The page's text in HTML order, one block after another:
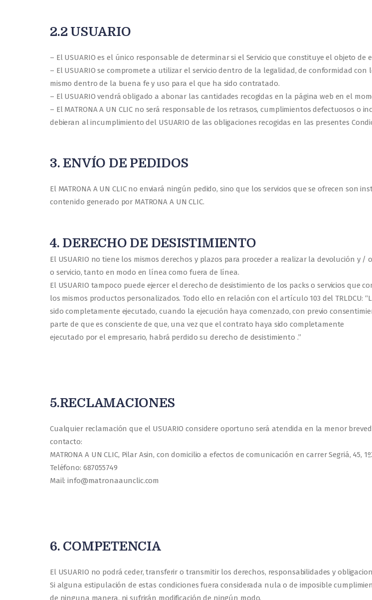
2.2 USUARIO
– El USUARIO es el único responsable de determinar si el Servicio que constituye el objeto de
– El USUARIO se compromete a utilizar el servicio dentro de la legalidad, de conformidad
mismo dentro de la buena fe y uso para el que ha sido contratado.
– El USUARIO vendrá obligado a abonar las cantidades recogidas en la página web en el
– El MATRONA A UN CLIC no será responsable de los retrasos, cumplimientos defectuosos
debieran al incumplimiento del USUARIO de las obligaciones recogidas en las presentes
3. ENVÍO DE PEDIDOS
El MATRONA A UN CLIC no enviará ningún pedido, sino que los servicios que se ofrecen
contenido generado por MATRONA A UN CLIC.
4. DERECHO DE DESISTIMIENTO
El USUARIO no tiene los mismos derechos y plazos para proceder a realizar la devolución y
o servicio, tanto en modo en línea como fuera de línea.
El USUARIO tampoco puede ejercer el derecho de desistimiento de los packs o servicios que
los mismos productos personalizados. Todo ello en relación con el artículo 103 del TRLDCU:
sido completamente ejecutado, cuando la ejecución haya comenzado, con previo
parte de que es consciente de que, una vez que el contrato haya sido completamente
ejecutado por el empresario, habrá perdido su derecho de desistimiento .”
5.RECLAMACIONES
Cualquier reclamación que el USUARIO considere oportuno será atendida en la menor
contacto:
MATRONA A UN CLIC, Pilar Asin, con domicilio a efectos de comunicación en carrer Segriá, 45,
Teléfono: 687055749
Mail: info@matronaaunclic.com
6. COMPETENCIA
El USUARIO no podrá ceder, transferir o transmitir los derechos, responsabilidades y
Si alguna estipulación de estas condiciones fuera considerada nula o de imposible
de ninguna manera, ni sufrirán modificación de ningún modo.